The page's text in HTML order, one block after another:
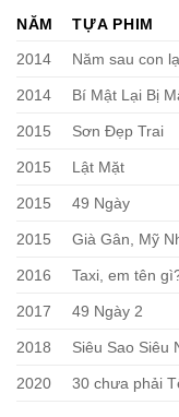
NĂM TỰA PHIM
2014
Năm sau con
2014 Bí Mật Lại Bị
2015 Sơn Đẹp Trai
2015 Lật Mặt
2015 49 Ngày
2015 Già Gân, Mỹ
2016 Taxi, em tên
2017 49 Ngày 2
2018 Siêu Sao Siêu
2020 30 chưa phải